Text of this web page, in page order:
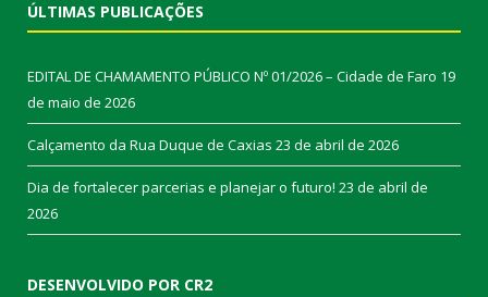
ÚLTIMAS PUBLICAÇÕES
EDITAL DE CHAMAMENTO PÚBLICO Nº 01/2026 – Cidade de Faro 19
de maio de 2026
Calçamento da Rua Duque de Caxias 23 de abril de 2026
Dia de fortalecer parcerias e planejar o futuro! 23 de abril de
2026
DESENVOLVIDO POR CR2